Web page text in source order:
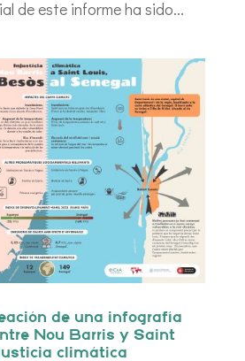
de este informe ha sido...
de una infografía
Nou Barris y Saint
climática